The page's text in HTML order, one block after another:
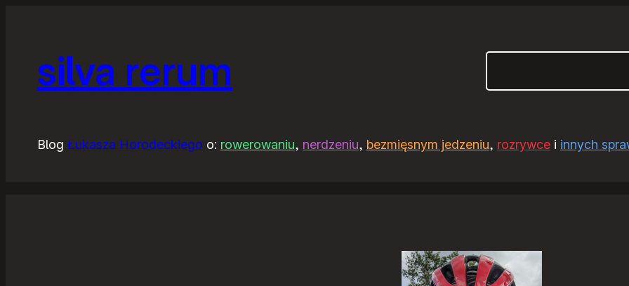
silva rerum
Blog Łukasza Horodeckiego o: rowerowaniu, nerdzeniu, bezmięsnym jedzeniu, rozrywcei innych